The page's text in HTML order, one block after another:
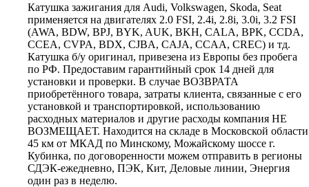
Катушка зажигания для Audi, Volkswagen, Skoda, Seat
применяется на двигателях 2.0 FSI, 2.4i, 2.8i, 3.0i, 3.2 FSI
(AWA, BDW, BPJ, BYK, AUK, BKH, CALA, BPK, CCDA,
CCEA, CVPA, BDX, CJBA, CAJA, CCAA, CREC) и тд.
Катушка б/у оригинал, привезена из Европы без пробега
по РФ. Предоставим гарантийный срок 14 дней для
установки и проверки. В случае ВОЗВРАТА
приобретённого товара, затраты клиента, связанные с его
установкой и транспортировкой, использованию
расходных материалов и другие расходы компания НЕ
ВОЗМЕЩАЕТ. Находится на складе в Московской области
45 км от МКАД по Минскому, Можайскому шоссе г.
Кубинка, по договоренности можем отправить в регионы
СДЭК-ежедневно, ПЭК, Кит, Деловые линии, Энергия
один раз в неделю.